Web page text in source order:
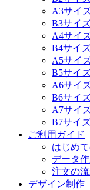
A3サイ
B3サイ
A4サイ
B4サイ
A5サイ
B5サイ
A6サイ
B6サイ
A7サイ
B7サイ
ご利用ガイド
はじめ
データ
注文の
デザイン制作